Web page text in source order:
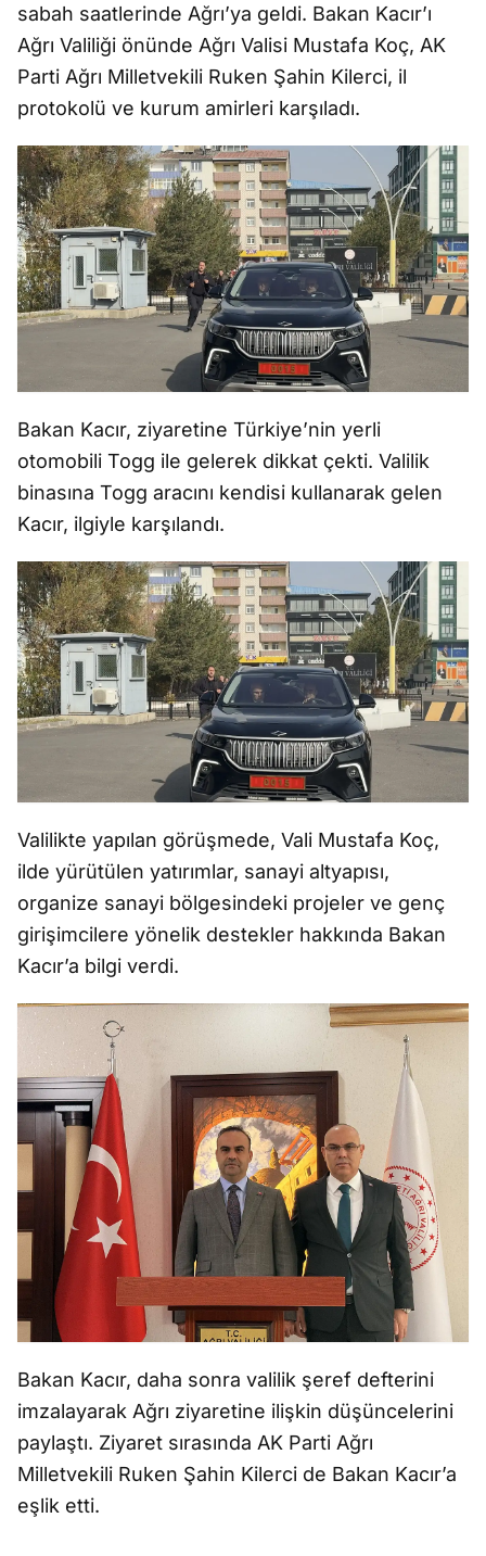
sabah saatlerinde Ağrı’ya geldi. Bakan Kacır’ı
Ağrı Valiliği önünde Ağrı Valisi Mustafa Koç, AK
Parti Ağrı Milletvekili Ruken Şahin Kilerci, il
protokolü ve kurum amirleri karşıladı.
Bakan Kacır, ziyaretine Türkiye’nin yerli
otomobili Togg ile gelerek dikkat çekti. Valilik
binasına Togg aracını kendisi kullanarak gelen
Kacır, ilgiyle karşılandı.
Valilikte yapılan görüşmede, Vali Mustafa Koç,
ilde yürütülen yatırımlar, sanayi altyapısı,
organize sanayi bölgesindeki projeler ve genç
girişimcilere yönelik destekler hakkında Bakan
Kacır’a bilgi verdi.
Bakan Kacır, daha sonra valilik şeref defterini
imzalayarak Ağrı ziyaretine ilişkin düşüncelerini
paylaştı. Ziyaret sırasında AK Parti Ağrı
Milletvekili Ruken Şahin Kilerci de Bakan Kacır’a
eşlik etti.